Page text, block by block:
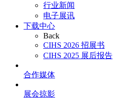
行业新闻
电子展讯
下载中心
Back
CIHS 2026 招展书
CIHS 2025 展后报告
合作媒体
展会掠影